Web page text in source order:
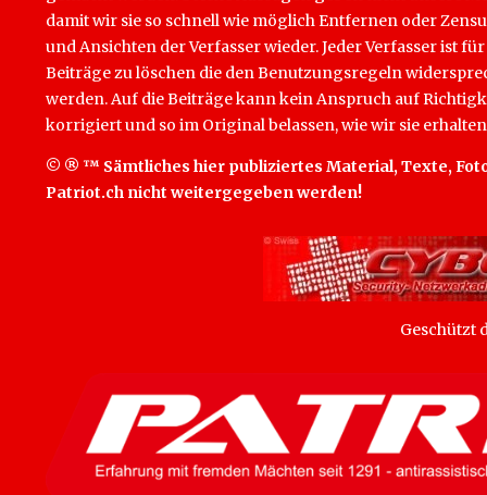
damit wir sie so schnell wie möglich Entfernen oder
und Ansichten der Verfasser wieder. Jeder Verfasser ist
Beiträge zu löschen die den Benutzungsregeln
werden. Auf die Beiträge kann kein Anspruch auf
korrigiert und so im Original belassen, wie wir sie
© ® ™ Sämtliches hier publiziertes Material, Texte,
Patriot.ch nicht weitergegeben werden!
Geschützt